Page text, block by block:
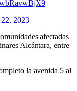
2023
afectadas
Alcántara, entre
la avenida 5 al